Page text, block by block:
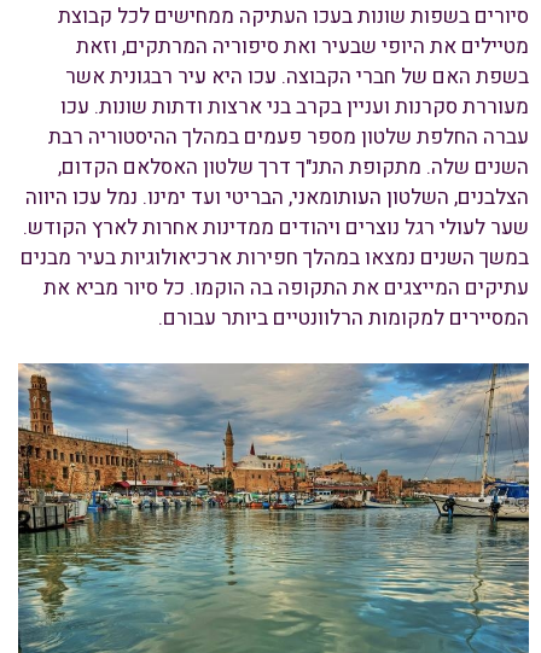
סיורים בשפות שונות בעכו העתיקה ממחישים לכל קבוצת
מטיילים את היופי שבעיר ואת סיפוריה המרתקים, וזאת
בשפת האם של חברי הקבוצה. עכו היא עיר רבגונית אשר
מעוררת סקרנות ועניין בקרב בני ארצות ודתות שונות. עכו
עברה החלפת שלטון מספר פעמים במהלך ההיסטוריה רבת
השנים שלה. מתקופת התנ"ך דרך שלטון האסלאם הקדום,
הצלבנים, השלטון העותומאני, הבריטי ועד ימינו. נמל עכו היווה
שער לעולי רגל נוצרים ויהודים ממדינות אחרות לארץ הקודש.
במשך השנים נמצאו במהלך חפירות ארכיאולוגיות בעיר מבנים
עתיקים המייצגים את התקופה בה הוקמו. כל סיור מביא את
המסיירים למקומות הרלוונטיים ביותר עבורם.